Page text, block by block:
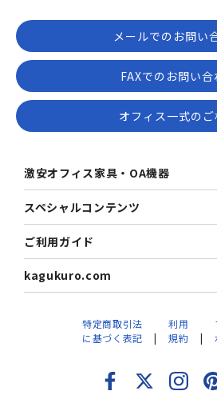
メールでのお問い
FAXでのお問い合
オフィス一式のご
激安オフィス家具・OA機器
スペシャルコンテンツ
ご利用ガイド
kagukuro.com
特定商取引法
に基づく表記
利用
規約